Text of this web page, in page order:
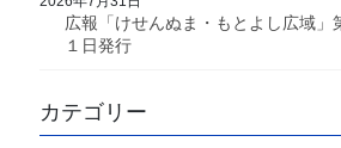
広報「けせんぬま・もとよし広域」
１日発行
カテゴリー